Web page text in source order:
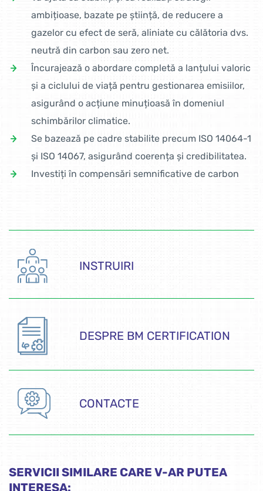
ambițioase, bazate pe știință, de reducere a
gazelor cu efect de seră, aliniate cu călătoria dvs.
neutră din carbon sau zero net.
Încurajează o abordare completă a lanțului valoric
și a ciclului de viață pentru gestionarea emisiilor,
asigurând o acțiune minuțioasă în domeniul
schimbărilor climatice.
Se bazează pe cadre stabilite precum ISO 14064-1
și ISO 14067, asigurând coerența și credibilitatea.
Investiți în compensări semnificative de carbon
INSTRUIRI
DESPRE BM CERTIFICATION
CONTACTE
SERVICII SIMILARE CARE V-AR PUTEA
INTERESA: